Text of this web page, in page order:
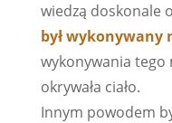
wiedzą doskonale
był wykonywany
wykonywania tego
okrywała ciało.
Innym powodem